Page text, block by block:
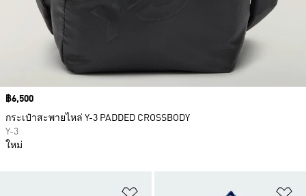
เพิ่มไปยังรายการสินค้าโปรด
Price
฿6,500
กระเป๋าสะพายไหล่ Y-3 PADDED CROSSBODY
Y-3
ใหม่